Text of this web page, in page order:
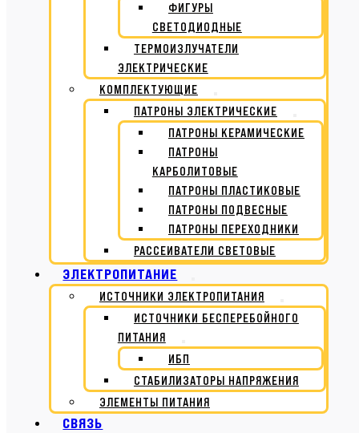
ФИГУРЫ
СВЕТОДИОДНЫЕ
ТЕРМОИЗЛУЧАТЕЛИ
ЭЛЕКТРИЧЕСКИЕ
КОМПЛЕКТУЮЩИЕ
ПАТРОНЫ ЭЛЕКТРИЧЕСКИЕ
ПАТРОНЫ КЕРАМИЧЕСКИЕ
ПАТРОНЫ
КАРБОЛИТОВЫЕ
ПАТРОНЫ ПЛАСТИКОВЫЕ
ПАТРОНЫ ПОДВЕСНЫЕ
ПАТРОНЫ ПЕРЕХОДНИКИ
РАССЕИВАТЕЛИ СВЕТОВЫЕ
ЭЛЕКТРОПИТАНИЕ
ИСТОЧНИКИ ЭЛЕКТРОПИТАНИЯ
ИСТОЧНИКИ БЕСПЕРЕБОЙНОГО
ПИТАНИЯ
ИБП
СТАБИЛИЗАТОРЫ НАПРЯЖЕНИЯ
ЭЛЕМЕНТЫ ПИТАНИЯ
СВЯЗЬ